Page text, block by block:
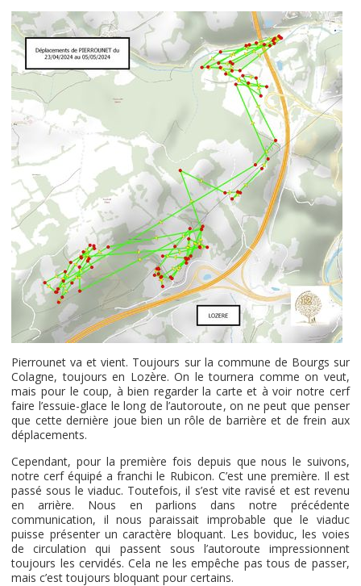
Pierrounet va et vient. Toujours sur la commune de Bourgs sur
Colagne, toujours en Lozère. On le tournera comme on veut,
mais pour le coup, à bien regarder la carte et à voir notre cerf
faire l’essuie-glace le long de l’autoroute, on ne peut que penser
que cette dernière joue bien un rôle de barrière et de frein aux
déplacements.
Cependant, pour la première fois depuis que nous le suivons,
notre cerf équipé a franchi le Rubicon. C’est une première. Il est
passé sous le viaduc. Toutefois, il s’est vite ravisé et est revenu
en arrière. Nous en parlions dans notre précédente
communication, il nous paraissait improbable que le viaduc
puisse présenter un caractère bloquant. Les boviduc, les voies
de circulation qui passent sous l’autoroute impressionnent
toujours les cervidés. Cela ne les empêche pas tous de passer,
mais c’est toujours bloquant pour certains.